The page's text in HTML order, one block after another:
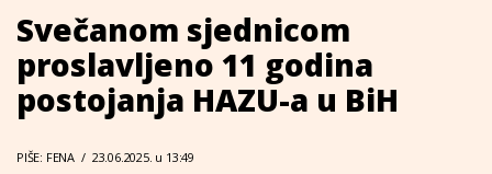
Svečanom sjednicom
proslavljeno 11 godina
postojanja HAZU-a u BiH
PIŠE: FENA / 23.06.2025. u 13:49